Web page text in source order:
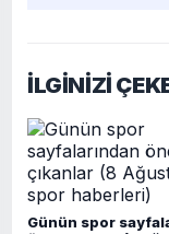
İLGİNİZİ
Günün spor